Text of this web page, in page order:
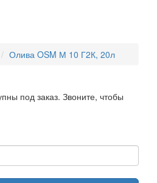
Олива OSM М 10 Г2К, 20л
под заказ. Звоните, чтобы